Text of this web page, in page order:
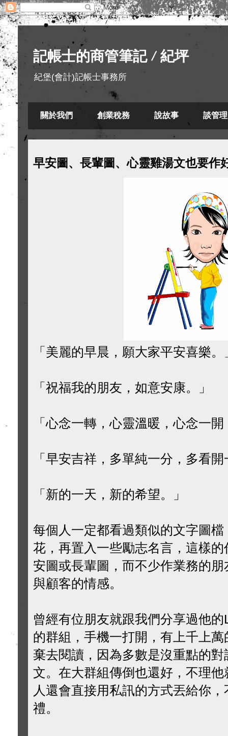
記帳士的商管筆記 / 紀坪
紀堡(會計)記帳士事務所
關於我們 創業稅務 說故事 談管理
早安圖、長輩圖、心靈雞湯文也要作
「美麗的早晨，願大家平安喜樂。
「祝福我的朋友，如意安康。」
「心念一轉，心靈溫暖，心念一
「早安吉祥，多單純一分，多看
「新的一天，新的希望。」
每個人一定都看過類似的文字圖
花，再置入一些勵志名言，這樣
安圖或長輩圖，而不少作業務的
與顧客的情感。
曾經有位朋友就跟我們分享過他
的群組，手機一打開，有上千上
棄去閱讀，因為多數是沒重點的
文。在大群組傳倒也還好，不理
人還會直接用私訊的方式丟給你
禮。